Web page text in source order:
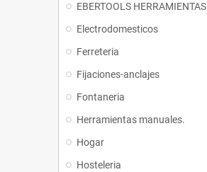
EBERTOOLS HERRAMIENTAS
Electrodomesticos
Ferreteria
Fijaciones-anclajes
Fontaneria
Herramientas manuales.
Hogar
Hosteleria